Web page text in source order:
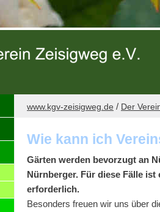
www.kgv-zeisigweg.de / Der
Wie kann ich
Gärten werden bevorzugt an
Nürnberger. Für diese Fälle
erforderlich.
Besonders freuen wir uns über